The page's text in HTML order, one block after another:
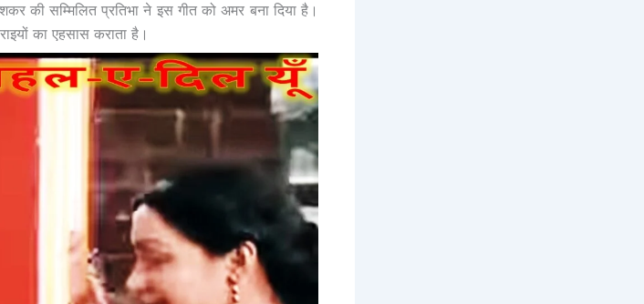
की सम्मिलित प्रतिभा ने इस गीत को अमर बना दिया है।
का एहसास कराता है।